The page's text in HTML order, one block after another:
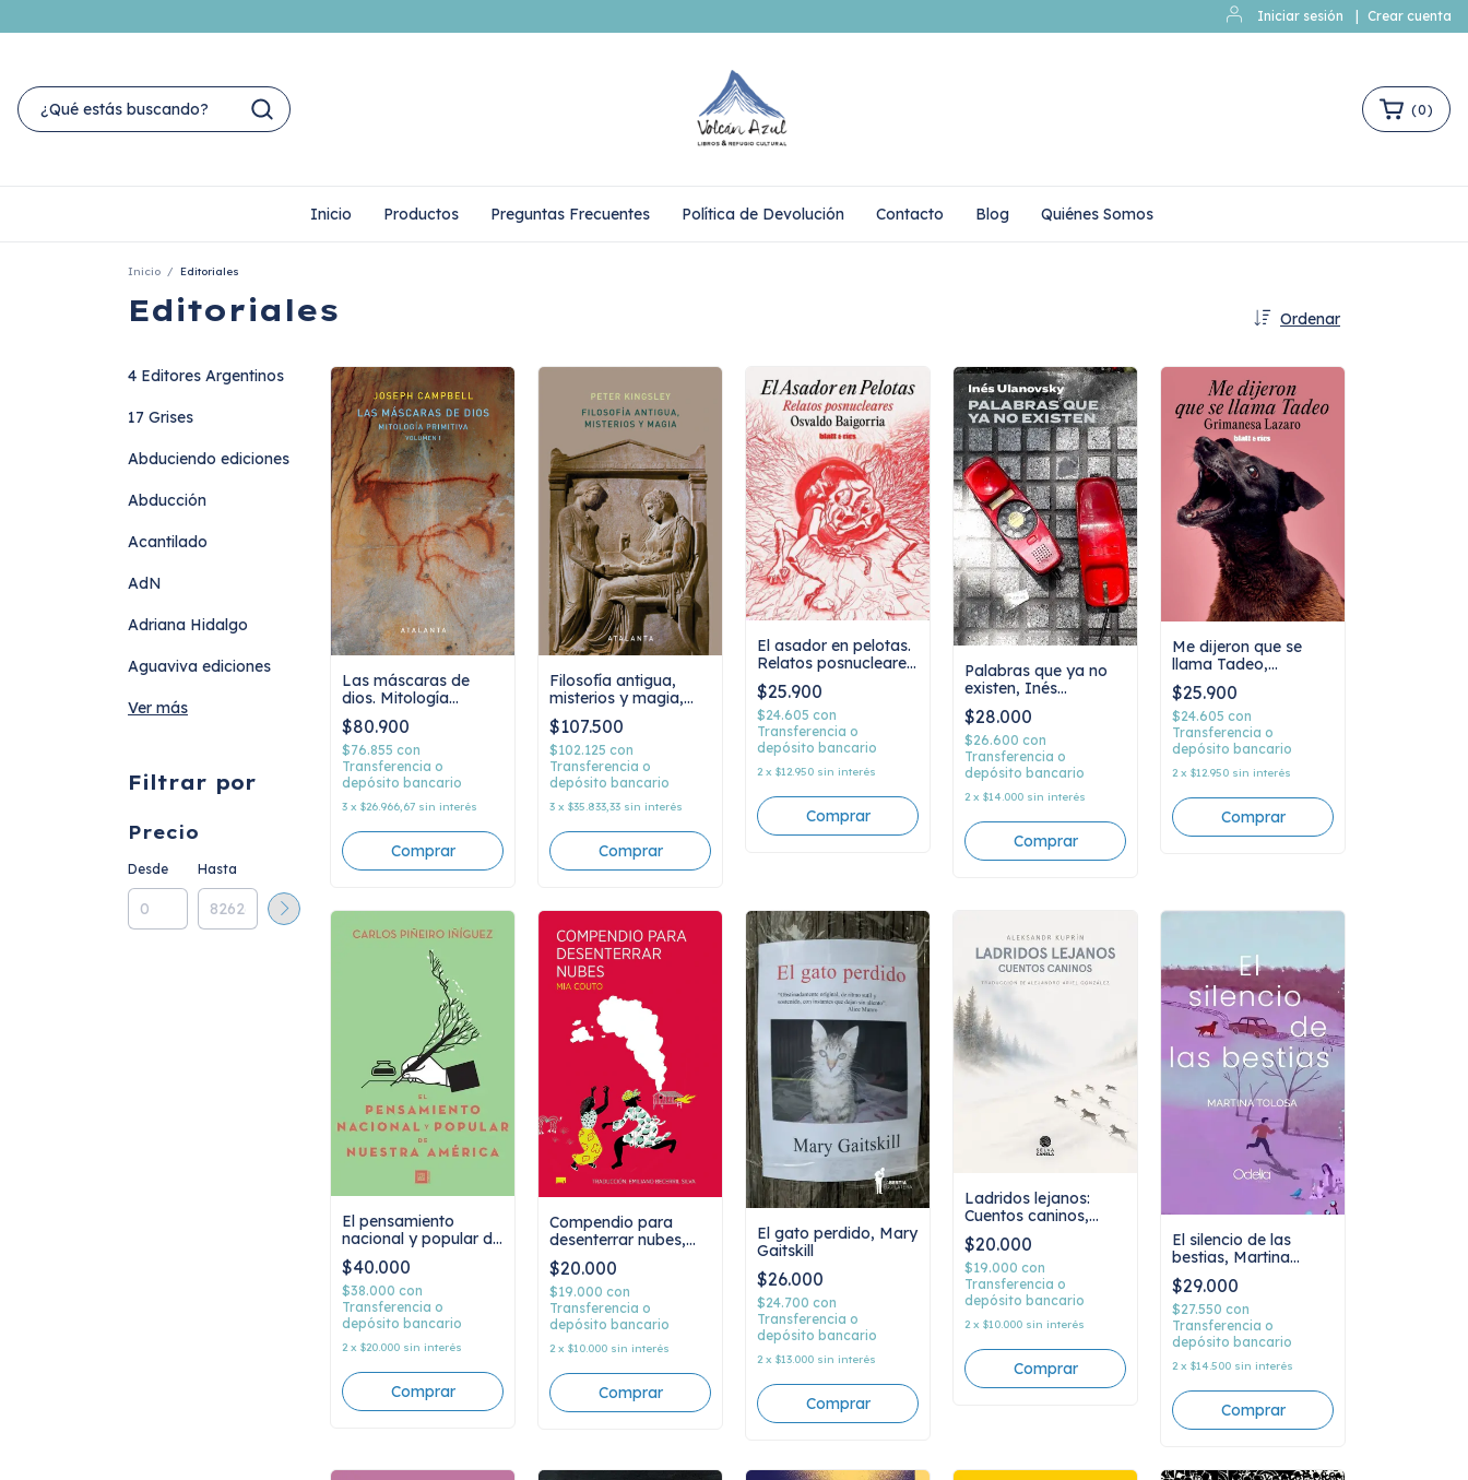
Iniciar sesión Crear cuenta
(0)
Inicio Productos Preguntas Frecuentes Política de Devolución Contacto Blog Quiénes Somos
Inicio / Editoriales
Editoriales Ordenar
4 Editores Argentinos
17 Grises
Abduciendo ediciones
Abducción
Acantilado
AdN
Adriana Hidalgo
Aguaviva ediciones
Ver más
Filtrar por
Precio
Desde Hasta
Las máscaras de
dios. Mitología
primitiva, Vol. I
$80.900
$76.855 con
Transferencia o
depósito bancario
3 x $26.966,67 sin interés
Filosofía antigua,
misterios y magia,
Peter Kingsley
$107.500
$102.125 con
Transferencia o
depósito bancario
3 x $35.833,33 sin interés
El asador en pelotas.
Relatos posnucleares,
Osvaldo Baigorria
$25.900
$24.605 con
Transferencia o
depósito bancario
2 x $12.950 sin interés
Palabras que ya no
existen, Inés
Ulanovsky
$28.000
$26.600 con
Transferencia o
depósito bancario
2 x $14.000 sin interés
Me dijeron que se
llama Tadeo,
Grimanesa Lazaro
$25.900
$24.605 con
Transferencia o
depósito bancario
2 x $12.950 sin interés
El pensamiento
nacional y popular de
nuestra américa,
Carlos Piñeiro Iñíguez
$40.000
$38.000 con
Transferencia o
depósito bancario
2 x $20.000 sin interés
Compendio para
desenterrar nubes,
Mia Couto
$20.000
$19.000 con
Transferencia o
depósito bancario
2 x $10.000 sin interés
El gato perdido, Mary
Gaitskill
$26.000
$24.700 con
Transferencia o
depósito bancario
2 x $13.000 sin interés
Ladridos lejanos:
Cuentos caninos,
Aleksandr Kuprin
$20.000
$19.000 con
Transferencia o
depósito bancario
2 x $10.000 sin interés
El silencio de las
bestias, Martina
Tolosa
$29.000
$27.550 con
Transferencia o
depósito bancario
2 x $14.500 sin interés